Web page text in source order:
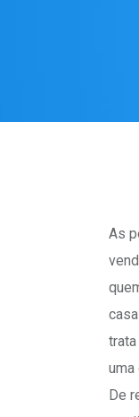
As
uma
De